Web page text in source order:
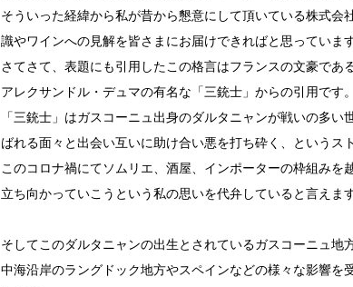
そういった経緯から私が昔から懇意にして頂いている株式会
識やワインへの見解を皆さまにお届けできればと思っています
さてさて、表題にも引用したこの格言はフランスの文豪であ
アレクサンドル・デュマの有名な「三銃士」からの引用です。
「三銃士」はガスコーニュ出身のダルタニャンが戦いの多
ばれる面々と出会い互いに助け合い悪を打ち砕く、というス
このコロナ禍にてソムリエ、酒屋、インポーターの枠組みを
立ち向かっていこうという私の思いを代弁していると言えます
そしてこのダルタニャンの出生とされているガスコーニュ地
中海沿岸のラングドック地方やスペインなどの様々な影響を